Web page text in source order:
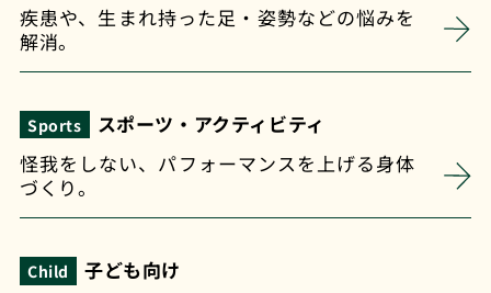
疾患や、生まれ持った足・姿勢などの悩みを
解消。
Sports
スポーツ・アクティビティ
怪我をしない、パフォーマンスを上げる身体
づくり。
Child
子ども向け